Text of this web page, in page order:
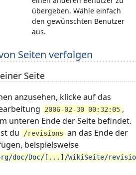
übergeben. Wähle einfach
den gewünschten Benutzer
aus.
Seiten verfolgen
Seite
anzusehen, klicke auf das
2006-02-30 00:32:05 ,
unteren Ende der Seite befindet.
du
/revisions an das Ende der
beispielsweise
doc/Doc/[...]/WikiSeite/